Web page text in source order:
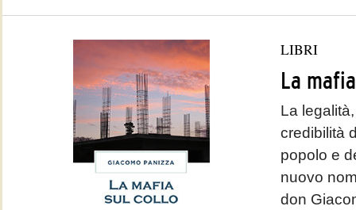
LIBRI
La
La
credibilità
popolo e
nuovo
don